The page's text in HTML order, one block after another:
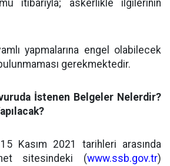
itibarıyla; askerlikle ilgilerinin
yapmalarına engel olabilecek
bulunmaması gerekmektedir.
İstenen Belgeler Nelerdir?
Kasım 2021 tarihleri arasında
sitesindeki (www.ssb.gov.tr)